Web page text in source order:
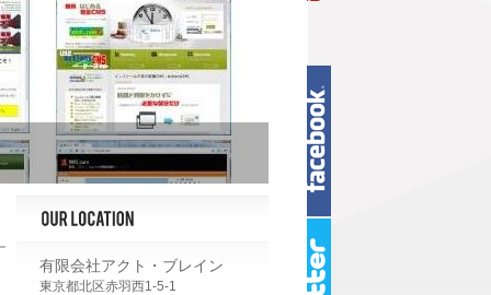
有限会社アクト・ブレイン
東京都北区赤羽西1-5-1